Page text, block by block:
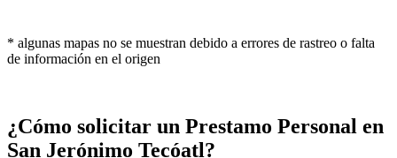
* algunas mapas no se muestran debido a errores de rastreo o falta
de información en el origen
¿Cómo solicitar un Prestamo Personal en
San Jerónimo Tecóatl?